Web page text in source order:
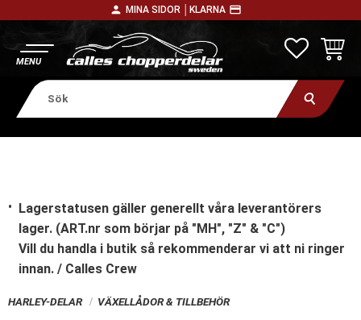
person MINA SIDOR │ KLARNA payment
Lagerstatusen gäller generellt våra leverantörers
lager. (ART.nr som börjar på "MH", "Z" & "C")
Vill du handla i butik så rekommenderar vi att ni ringer
innan. / Calles Crew
HARLEY-DELAR VÄXELLÅDOR & TILLBEHÖR